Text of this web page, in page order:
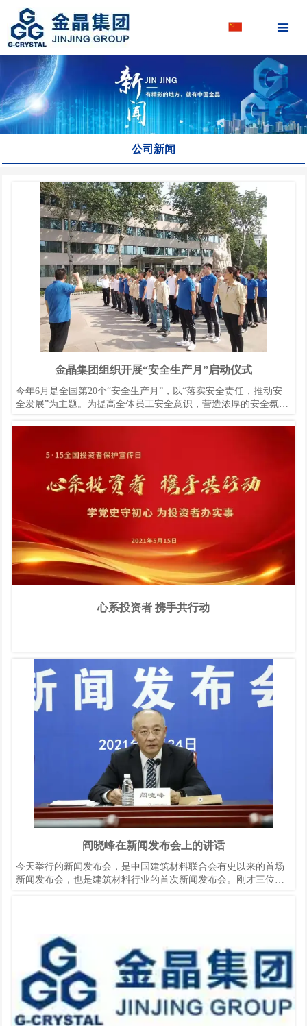

公司新闻
金晶集团组织开展“安全生产月”启动仪式
今年6月是全国第20个“安全生产月”，以“落实安全责任，推动安
全发展”为主题。为提高全体员工安全意识，营造浓厚的安全氛
心系投资者 携手共行动
阎晓峰在新闻发布会上的讲话
今天举行的新闻发布会，是中国建筑材料联合会有史以来的首场
新闻发布会，也是建筑材料行业的首次新闻发布会。刚才三位新